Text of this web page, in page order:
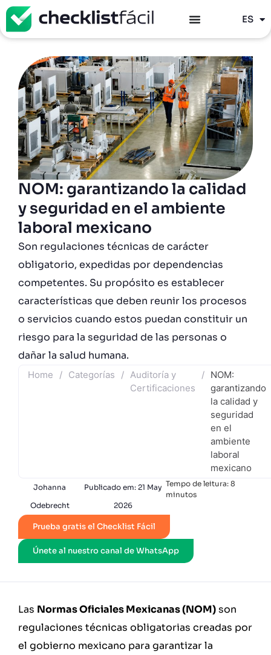
ES
EN
NOM: garantizando la calidad
y seguridad en el ambiente
laboral mexicano
Son regulaciones técnicas de carácter
obligatorio, expedidas por dependencias
competentes. Su propósito es establecer
características que deben reunir los procesos
o servicios cuando estos puedan constituir un
riesgo para la seguridad de las personas o
dañar la salud humana.
Home / Categorías / Auditoría y
Certificaciones
/ NOM:
garantizando
la calidad y
seguridad
en el
ambiente
laboral
mexicano
Johanna
Odebrecht
Publicado em: 21 May
2026
Tempo de leitura: 8
minutos
Prueba gratis el Checklist Fácil
Únete al nuestro canal de WhatsApp
Las Normas Oficiales Mexicanas (NOM)son
regulaciones técnicas obligatorias creadas por
el gobierno mexicano para garantizar la